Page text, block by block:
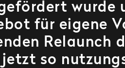
wurde
für eigene
Relaunch
jetzt so